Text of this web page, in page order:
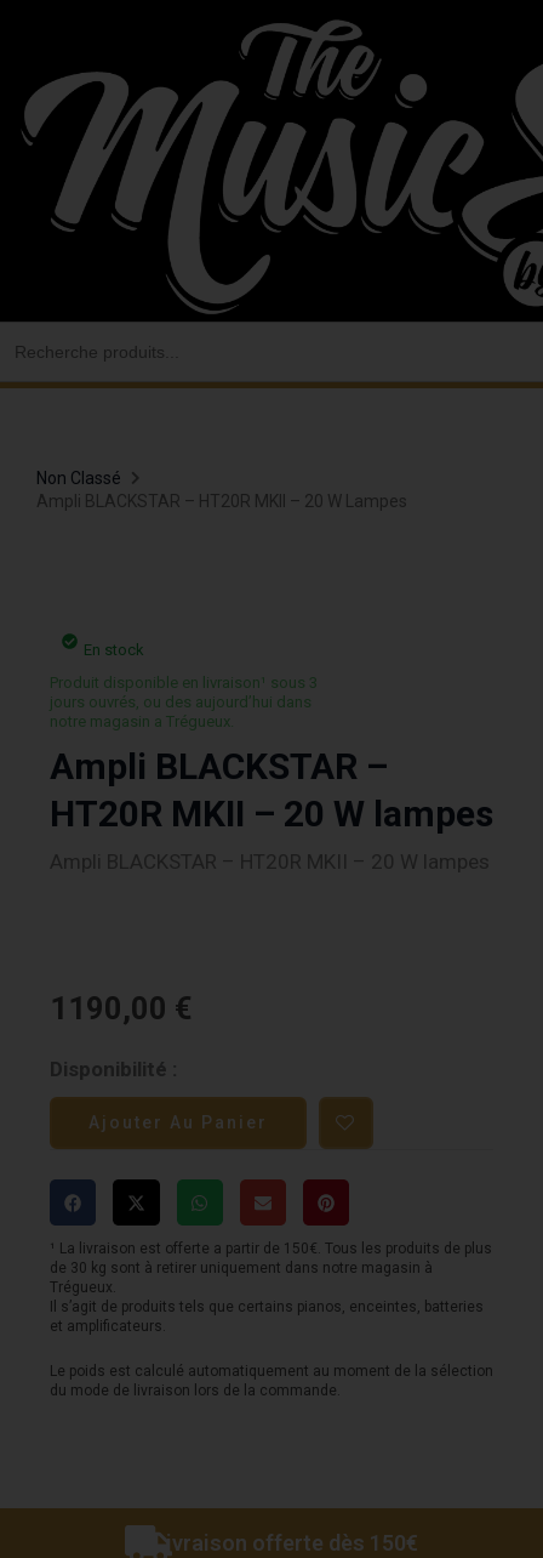
contenu
Non Classé
Ampli BLACKSTAR – HT20R MKII – 20 W Lampes
En stock
Produit disponible en livraison¹ sous 3
jours ouvrés, ou des aujourd’hui dans
notre magasin a Trégueux.
Ampli BLACKSTAR –
HT20R MKII – 20 W lampes
Ampli BLACKSTAR – HT20R MKII – 20 W lampes
1190,00 €
Disponibilité :
quantité
de
Ampli
BLACKSTAR
HT20R
MKII
-
20
W
Ajouter Au Panier
¹ La livraison est offerte a partir de 150€. Tous les produits de plus
de 30 kg sont à retirer uniquement dans notre magasin à
Trégueux.
Il s’agit de produits tels que certains pianos, enceintes, batteries
et amplificateurs.
Le poids est calculé automatiquement au moment de la sélection
du mode de livraison lors de la commande.
Livraison offerte dès 150€